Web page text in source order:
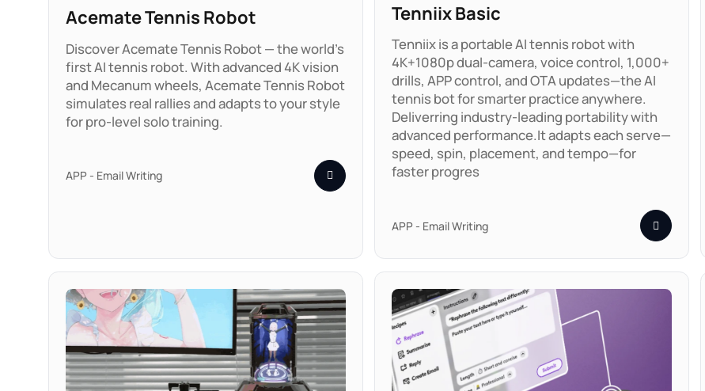
Acemate Tennis Robot
Discover Acemate Tennis Robot — the world’s
first AI tennis robot. With advanced 4K vision
and Mecanum wheels, Acemate Tennis Robot
simulates real rallies and adapts to your style
for pro-level solo training.
APP - Email Writing
Tenniix Basic
Tenniix is a portable AI tennis robot with
4K+1080p dual-camera, voice control, 1,000+
drills, APP control, and OTA updates—the AI
tennis bot for smarter practice anywhere.
Deliverring industry-leading portability with
advanced performance.It adapts each serve—
speed, spin, placement, and tempo—for
faster progres
APP - Email Writing